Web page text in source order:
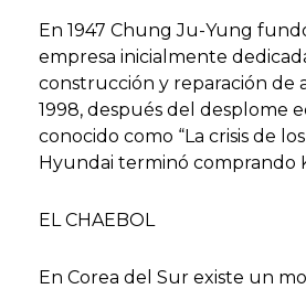
En 1947 Chung Ju-Yung
empresa inicialmente
construcción y reparación de
1998, después del desplome
conocido como “La crisis de
Hyundai terminó comprando
EL CHAEBOL
En Corea del Sur existe un